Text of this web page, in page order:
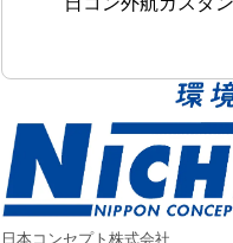
日本コンセプト株式会社